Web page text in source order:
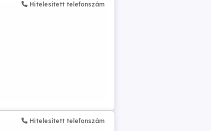
Hitelesített telefonszám
Hitelesített telefonszám